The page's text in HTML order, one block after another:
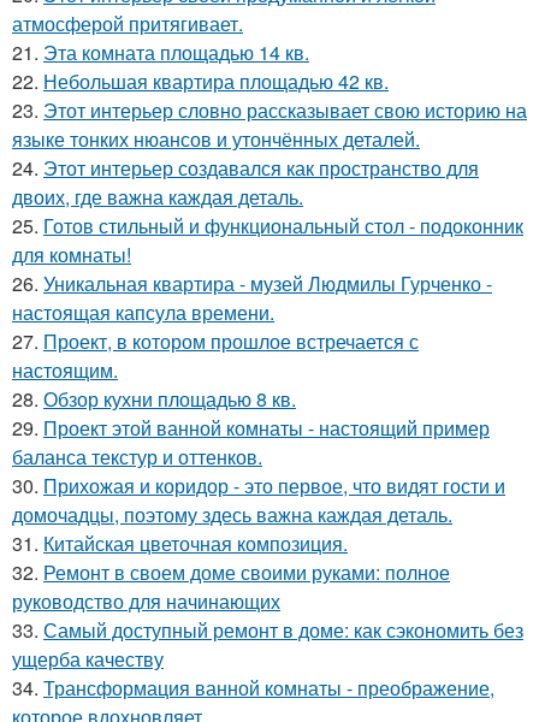
атмосферой притягивает.
21. Эта комната площадью 14 кв.
22. Небольшая квартира площадью 42 кв.
23. Этот интерьер словно рассказывает свою историю на
языке тонких нюансов и утончённых деталей.
24. Этот интерьер создавался как пространство для
двоих, где важна каждая деталь.
25. Готов стильный и функциональный стол - подоконник
для комнаты!
26. Уникальная квартира - музей Людмилы Гурченко -
настоящая капсула времени.
27. Проект, в котором прошлое встречается с
настоящим.
28. Обзор кухни площадью 8 кв.
29. Проект этой ванной комнаты - настоящий пример
баланса текстур и оттенков.
30. Прихожая и коридор - это первое, что видят гости и
домочадцы, поэтому здесь важна каждая деталь.
31. Китайская цветочная композиция.
32. Ремонт в своем доме своими руками: полное
руководство для начинающих
33. Самый доступный ремонт в доме: как сэкономить без
ущерба качеству
34. Трансформация ванной комнаты - преображение,
которое вдохновляет.